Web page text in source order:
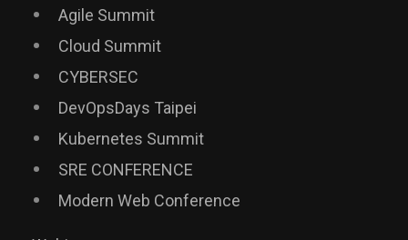
Agile Summit
Cloud Summit
CYBERSEC
DevOpsDays Taipei
Kubernetes Summit
SRE CONFERENCE
Modern Web Conference